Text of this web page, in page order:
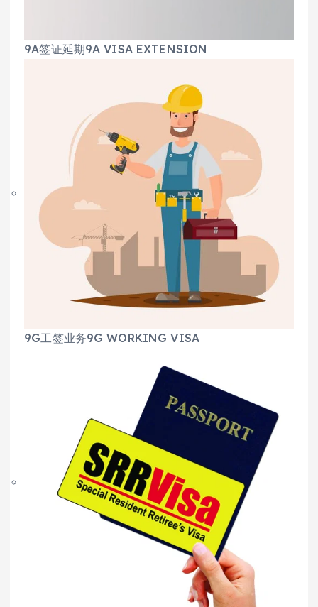
9A签证延期9A VISA EXTENSION
9G工签业务9G WORKING VISA